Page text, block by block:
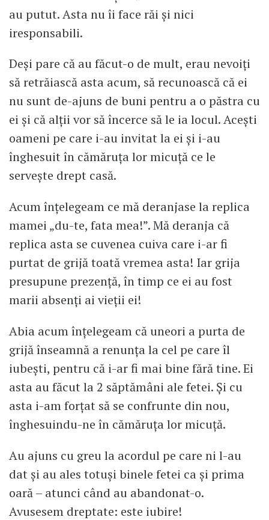
au putut. Asta nu îi face răi și nici
iresponsabili.
Deși pare că au făcut-o de mult, erau nevoiți
să retrăiască asta acum, să recunoască că ei
nu sunt de-ajuns de buni pentru a o păstra cu
ei și că alții vor să încerce să le ia locul. Acești
oameni pe care i-au invitat la ei și i-au
înghesuit în cămăruța lor micuță ce le
servește drept casă.
Acum înțelegeam ce mă deranjase la replica
mamei „du-te, fata mea!”. Mă deranja că
replica asta se cuvenea cuiva care i-ar fi
purtat de grijă toată vremea asta! Iar grija
presupune prezență, în timp ce ei au fost
marii absenți ai vieții ei!
Abia acum înțelegeam că uneori a purta de
grijă înseamnă a renunța la cel pe care îl
iubești, pentru că i-ar fi mai bine fără tine. Ei
asta au făcut la 2 săptămâni ale fetei. Și cu
asta i-am forțat să se confrunte din nou,
înghesuindu-ne în cămăruța lor micuță.
Au ajuns cu greu la acordul pe care ni l-au
dat și au ales totuși binele fetei ca și prima
oară – atunci când au abandonat-o.
Avusesem dreptate: este iubire!